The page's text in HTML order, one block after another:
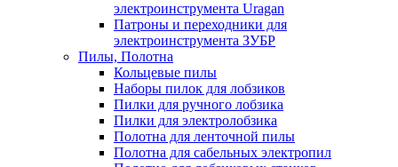
электроинструмента Uragan
Патроны и переходники для
электроинструмента ЗУБР
Пилы, Полотна
Кольцевые пилы
Наборы пилок для лобзиков
Пилки для ручного лобзика
Пилки для электролобзика
Полотна для ленточной пилы
Полотна для сабельных электропил